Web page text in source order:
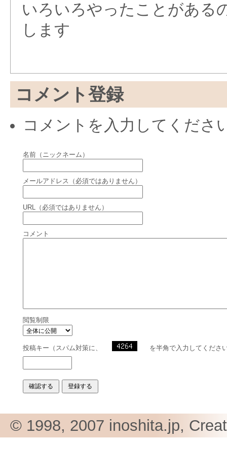
いろいろやったことがある
します
コメント登録
コメントを入力してくださ
名前（ニックネーム）
メールアドレス（必須ではありません）
URL（必須ではありません）
コメント
閲覧制限
投稿キー（スパム対策に、 を半角で入力してくださ
© 1998, 2007 inoshita.jp,